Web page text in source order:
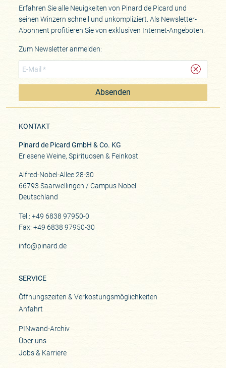
Erfahren Sie alle Neuigkeiten von Pinard de Picard und
seinen Winzern schnell und unkompliziert. Als Newsletter-
Abonnent profitieren Sie von exklusiven Internet-Angeboten.
Zum Newsletter anmelden:
Absenden
KONTAKT
Pinard de Picard GmbH & Co. KG
Erlesene Weine, Spirituosen & Feinkost
Alfred-Nobel-Allee 28-30
66793 Saarwellingen / Campus Nobel
Deutschland
Tel.: +49 6838 97950-0
Fax: +49 6838 97950-30
info@pinard.de
SERVICE
Öffnungszeiten & Verkostungsmöglichkeiten
Anfahrt
PINwand-Archiv
Über uns
Jobs & Karriere